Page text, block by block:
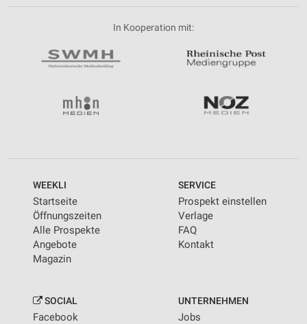
In Kooperation mit:
WEEKLI
Startseite
Öffnungszeiten
Alle Prospekte
Angebote
Magazin
SERVICE
Prospekt einstellen
Verlage
FAQ
Kontakt
SOCIAL
Facebook
UNTERNEHMEN
Jobs